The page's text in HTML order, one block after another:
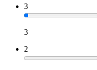
3
3
2